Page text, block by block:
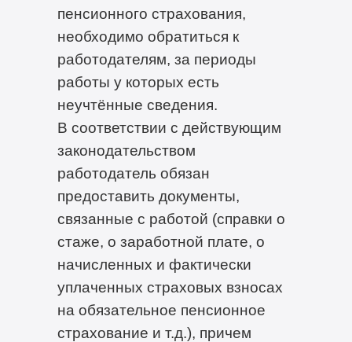
пенсионного страхования,
необходимо обратиться к
работодателям, за периоды
работы у которых есть
неучтённые сведения.
В соответствии с действующим
законодательством
работодатель обязан
предоставить документы,
связанные с работой (справки о
стаже, о заработной плате, о
начисленных и фактически
уплаченных страховых взносах
на обязательное пенсионное
страхование и т.д.), причем